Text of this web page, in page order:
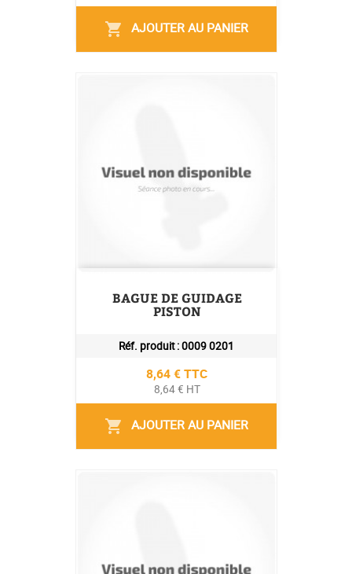
shopping_cart AJOUTER AU PANIER
BAGUE DE GUIDAGE
PISTON
Réf. produit :0009 0201
Prix
8,64 € TTC
8,64 € HT
shopping_cart AJOUTER AU PANIER